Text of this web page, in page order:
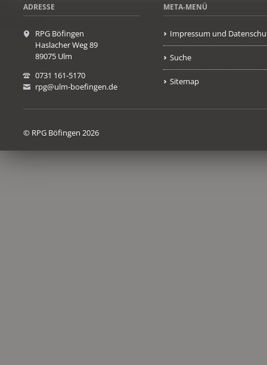
ADRESSE
RPG Böfingen
Haslacher Weg 89
89075 Ulm
0731 161-5170
rpg@ulm-boefingen.de
META-MENÜ
Impressum und
Suche
Sitemap
© RPG Böfingen 2026